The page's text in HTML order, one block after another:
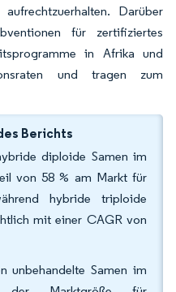
Darüber
für zertifiziertes
in Afrika und
und tragen zum
Berichts
diploide Samen im
von 58 % am Markt für
hybride triploide
mit einer CAGR von
unbehandelte Samen im